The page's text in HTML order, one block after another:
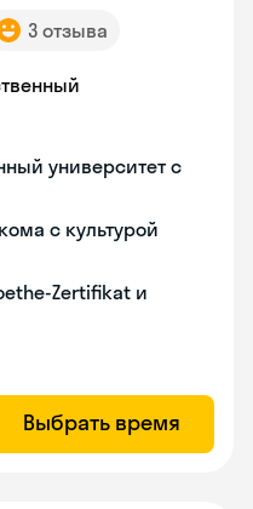
3 отзыва
университет с
с культурой
Zertifikat и
Выбрать время